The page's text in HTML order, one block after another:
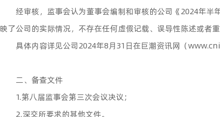
经审核，监事会认为董事会编制和审核的公司《2024年
映了公司的实际情况，不存在任何虚假记载、误导性陈述或者
具体内容详见公司2024年8月31日在巨潮资讯网（
二、备查文件
1.第八届监事会第三次会议决议；
2.深交所要求的其他文件。